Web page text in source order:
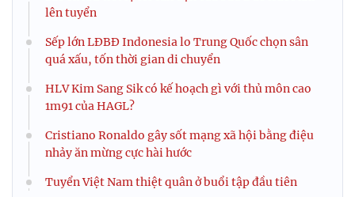
lên tuyển
Sếp lớn LĐBĐ Indonesia lo Trung Quốc chọn sân
quá xấu, tốn thời gian di chuyển
HLV Kim Sang Sik có kế hoạch gì với thủ môn cao
1m91 của HAGL?
Cristiano Ronaldo gây sốt mạng xã hội bằng điệu
nhảy ăn mừng cực hài hước
Tuyển Việt Nam thiệt quân ở buổi tập đầu tiên